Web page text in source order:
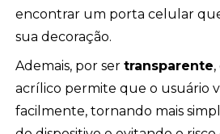
encontrar um porta celular
sua decoração.
Ademais, por sertransparente
acrílico permite que o usuário
facilmente, tornando mais